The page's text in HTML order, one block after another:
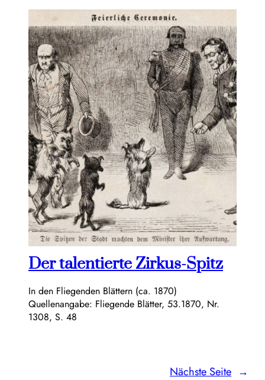
Der talentierte Zirkus-Spitz
In den Fliegenden Blättern (ca. 1870)
Quellenangabe: Fliegende Blätter, 53.1870, Nr.
1308, S. 48
Nächste Seite →